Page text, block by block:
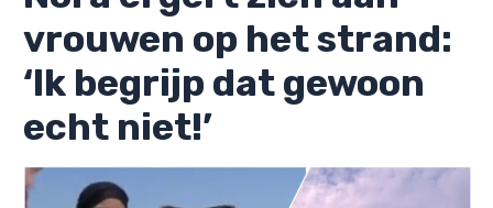
vrouwen op het strand:
‘Ik begrijp dat gewoon
echt niet!’